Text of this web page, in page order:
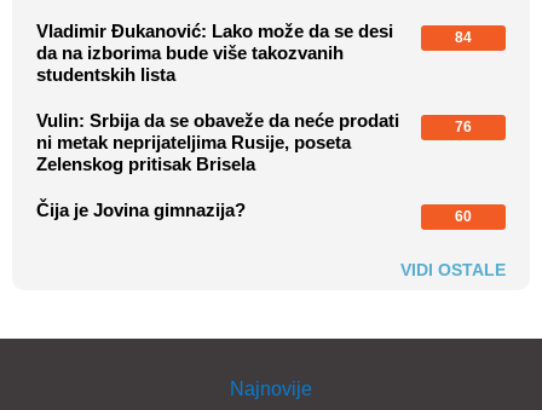
Vladimir Đukanović: Lako može da se desi
da na izborima bude više takozvanih
studentskih lista
84
Vulin: Srbija da se obaveže da neće prodati
ni metak neprijateljima Rusije, poseta
Zelenskog pritisak Brisela
76
Čija je Jovina gimnazija? 60
VIDI OSTALE
Najnovije